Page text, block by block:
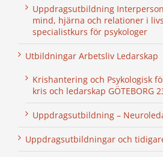
Uppdragsutbildning
mind, hjärna och relationer i
specialistkurs för psykologer
Utbildningar Arbetsliv Ledarskap
Krishantering och Psykologisk
kris och ledarskap GÖTEBORG
Uppdragsutbildning –
Uppdragsutbildningar och